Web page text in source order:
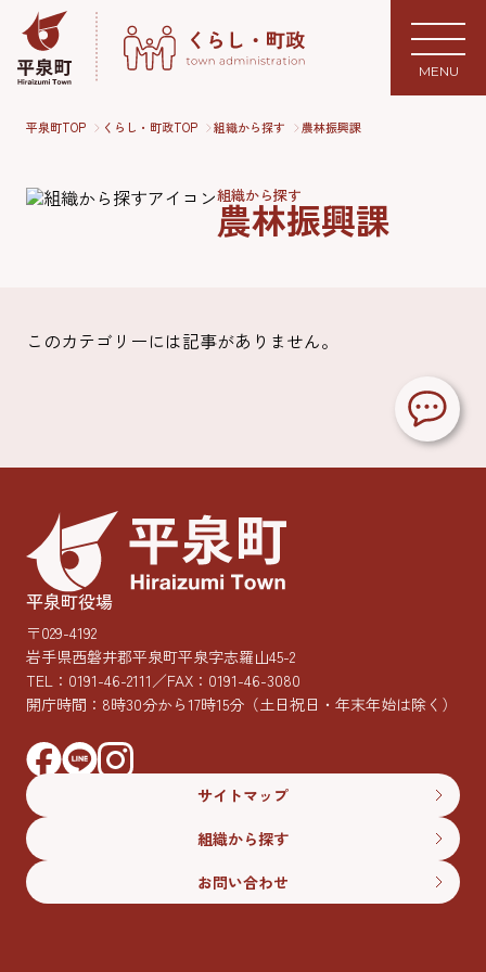
MENU
平泉町TOP くらし・町政TOP 組織から探す 農林振興課
組織から探す
農林振興課
このカテゴリーには記事がありません。
平泉町役場
〒029-4192
岩手県西磐井郡平泉町平泉字志羅山45-2
TEL： 0191-46-2111／FAX：0191-46-3080
開庁時間：8時30分から17時15分 （土日祝日・年末年始は除く）
サイトマップ
組織から探す
お問い合わせ